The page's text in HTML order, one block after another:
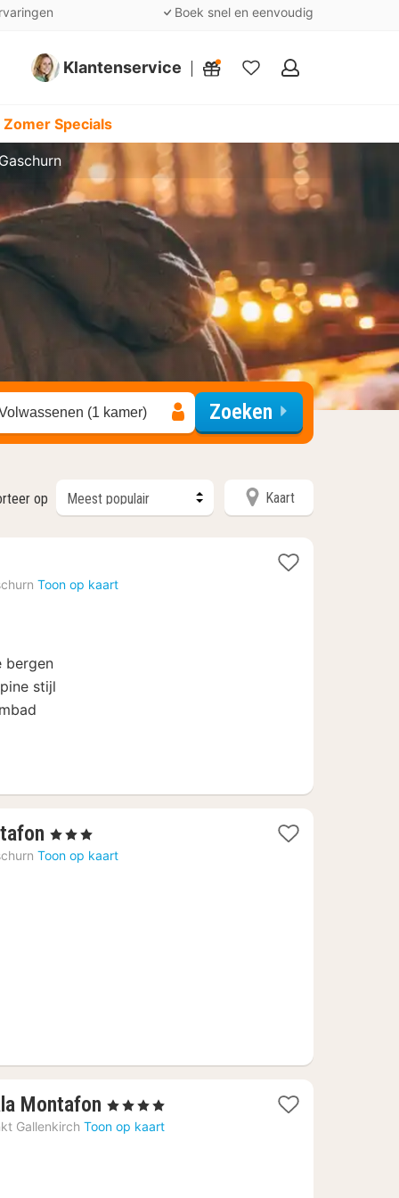
Boek snel en eenvoudig
Klantenservice
Mijn
Specials
(1 kamer) Zoeken
op Kaart
Toon op kaart
bergen
stijl
1
nacht
, 3 Sterren
Toon op kaart
Montafon 1
nacht
, 4 Sterren
Gallenkirch Toon op kaart